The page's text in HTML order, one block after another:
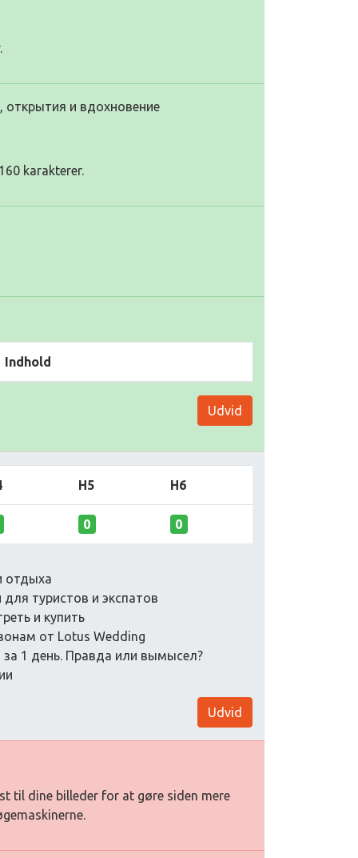
открытия и вдохновение
karakterer.
Indhold
Udvid
H5 H6
0 0
отдыха
туристов и экспатов
и купить
от Lotus Wedding
за 1 день. Правда или вымысел?
Udvid
til dine billeder for at gøre siden mere